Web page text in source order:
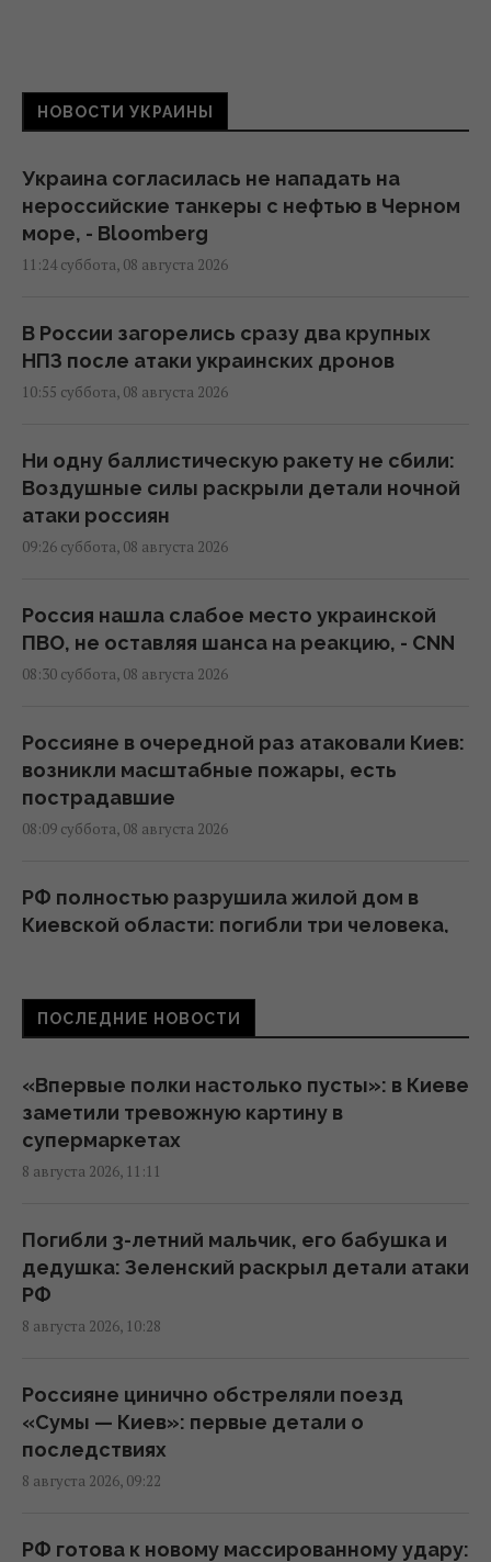
НОВОСТИ УКРАИНЫ
Украина согласилась не нападать на
нероссийские танкеры с нефтью в Черном
море, - Bloomberg
11:24 суббота, 08 августа 2026
В России загорелись сразу два крупных
НПЗ после атаки украинских дронов
10:55 суббота, 08 августа 2026
Ни одну баллистическую ракету не сбили:
Воздушные силы раскрыли детали ночной
атаки россиян
09:26 суббота, 08 августа 2026
Россия нашла слабое место украинской
ПВО, не оставляя шанса на реакцию, - CNN
08:30 суббота, 08 августа 2026
Россияне в очередной раз атаковали Киев:
возникли масштабные пожары, есть
пострадавшие
08:09 суббота, 08 августа 2026
РФ полностью разрушила жилой дом в
Киевской области: погибли три человека,
и лишь 15% баллистических ракет, – отчет
05:31 суббота, 08 августа 2026
Зеленский отреагировал на принятие
против РФ
23:53 пятница, 07 августа 2026
В результате атаки РФ был уничтожен
индивидуальной защиты
21:32 пятница, 07 августа 2026
Суд продлил содержание под стражей
проблемах со здоровьем
ПОСЛЕДНИЕ НОВОСТИ
«Впервые полки настолько пусты»: в Киеве
заметили тревожную картину в
супермаркетах
8 августа 2026, 11:11
Погибли 3-летний мальчик, его бабушка и
дедушка: Зеленский раскрыл детали атаки
РФ
8 августа 2026, 10:28
Россияне цинично обстреляли поезд
«Сумы — Киев»: первые детали о
последствиях
8 августа 2026, 09:22
РФ готова к новому массированному удару: